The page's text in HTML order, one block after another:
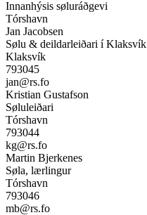
Innanhýsis søluráðgevi
Tórshavn
Jan Jacobsen
Sølu & deildarleiðari í Klaksvík
Klaksvík
793045
jan@rs.fo
Kristian Gustafson
Søluleiðari
Tórshavn
793044
kg@rs.fo
Martin Bjerkenes
Søla, lærlingur
Tórshavn
793046
mb@rs.fo